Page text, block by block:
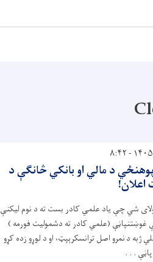
د مالي او بانکي څانګې د
شي چې ياد علمي کادر بست ته د نوم ليکنې
غوښتنپاڼې (علمي کادر ته دشموليت فورمه )
ژبه د نمرو اصل ترانسکرېپټ، او د لوړو زده کړو
. . .